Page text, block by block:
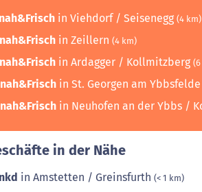
nah&Frisch in Viehdorf / Seisenegg (4 km)
nah&Frisch in Zeillern (4 km)
nah&Frisch in Ardagger / Kollmitzberg
nah&Frisch in St. Georgen am
nah&Frisch in Neuhofen an der Ybbs /
in der Nähe
nkd in Amstetten / Greinsfurth (< 1 km)